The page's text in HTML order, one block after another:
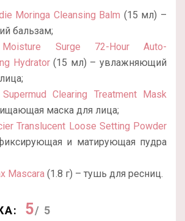
Moringa Cleansing Balm (15 мл) –
бальзам;
Surge 72-Hour Auto-
Hydrator(15 мл) – увлажняющий
Clearing Treatment Mask
маска для лица;
Translucent Loose Setting Powder
и матирующая пудра
Mascara (1.8 г) – тушь для ресниц.
5/ 5